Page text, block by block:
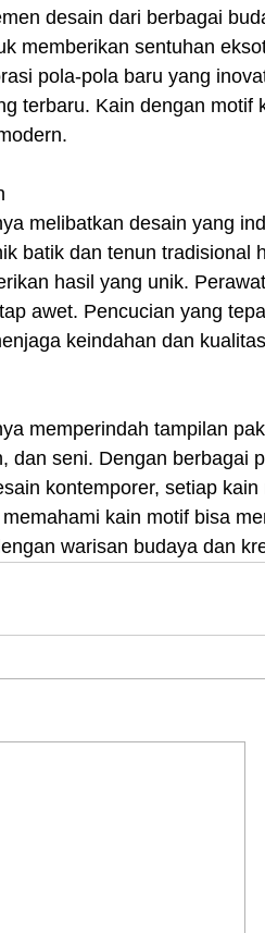
desain dari berbagai
memberikan sentuhan
pola-pola baru yang
terbaru. Kain dengan motif
melibatkan desain yang
batik dan tenun tradisional
hasil yang unik.
awet. Pencucian yang
keindahan dan
memperindah tampilan
dan seni. Dengan berbagai
kontemporer, setiap
kain motif bisa
warisan budaya dan